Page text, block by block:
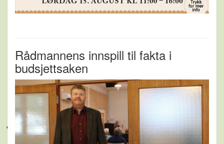
Rådmannens innspill til fakta i
budsjettsaken